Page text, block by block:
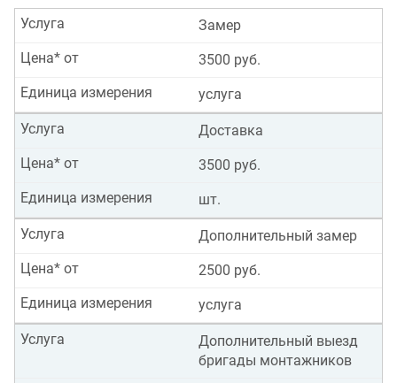
Замер
Услуга
3500 руб.
Цена* от
услуга
Единица измерения
Доставка
Услуга
3500 руб.
Цена* от
шт.
Единица измерения
Дополнительный замер
Услуга
2500 руб.
Цена* от
услуга
Единица измерения
Дополнительный выезд
бригады монтажников
Услуга